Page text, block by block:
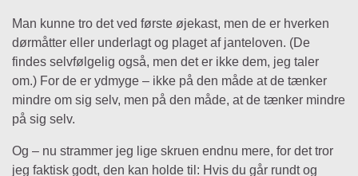
Man kunne tro det ved første øjekast, men de er hverken
dørmåtter eller underlagt og plaget af janteloven. (De
findes selvfølgelig også, men det er ikke dem, jeg taler
om.) For de er ydmyge – ikke på den måde at de tænker
mindre om sig selv, men på den måde, at de tænker mindre
på sig selv.
Og – nu strammer jeg lige skruen endnu mere, for det tror
jeg faktisk godt, den kan holde til: Hvis du går rundt og